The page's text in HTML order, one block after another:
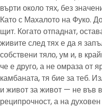
върти около тях, без
Като с Махалото на Фуко.
щит. Когато отпаднат,
живите след тях е да я
собствени тяло, ум и, в
че е друго, а не омраза от
камбаната, тя бие за теб.
и живот за живот — не във
реципрочност, а на